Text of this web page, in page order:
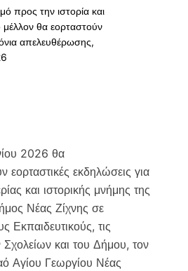
προς την ιστορία και
μέλλον θα εορταστούν
απελευθέρωσης,
p
2026 θα
εορταστικές εκδηλώσεις για
και ιστορικής μνήμης της
Νέας Ζίχνης σε
Εκπαιδευτικούς, τις
Σχολείων και του Δήμου, τον
Αγίου Γεωργίου Νέας